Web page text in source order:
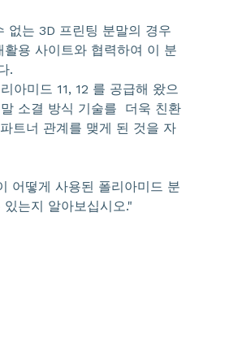
없는 3D 프린팅 분말의 경우
용 사이트와 협력하여 이 분
.
아미드 11, 12 를 공급해 왔으
소결 방식 기술를 더욱 친환
트너 관계를 맺게 된 것을 자
어떻게 사용된 폴리아미드 분
는지 알아보십시오."